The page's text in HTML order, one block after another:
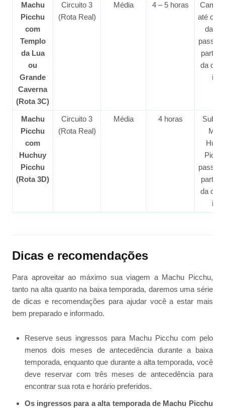
Machu
Picchu
com
Templo
da Lua
ou
Grande
Caverna
(Rota 3C)
Circuito 3
(Rota Real)
Média 4 – 5 horas
até o
da
parte
da
Machu
Picchu
com
Huchuy
Picchu
(Rota 3D)
Circuito 3
(Rota Real)
Média 4 horas
parte
da
Dicas e recomendações
Para aproveitar ao máximo sua viagem a Machu Picchu,
tanto na alta quanto na baixa temporada, daremos uma série
de dicas e recomendações para ajudar você a estar mais
bem preparado e informado.
Reserve seus ingressos para Machu Picchu com pelo
menos dois meses de antecedência durante a baixa
temporada, enquanto que durante a alta temporada, você
deve reservar com três meses de antecedência para
encontrar sua rota e horário preferidos.
Os ingressos para a alta temporada de Machu Picchu